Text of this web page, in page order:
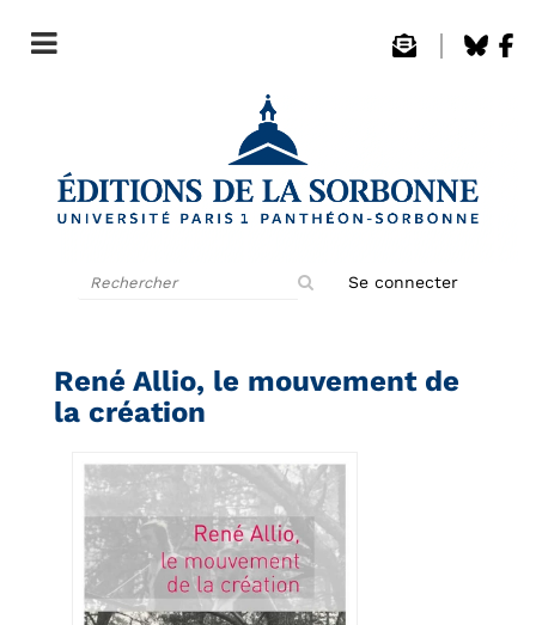
Se connecter
René Allio, le mouvement de
la création